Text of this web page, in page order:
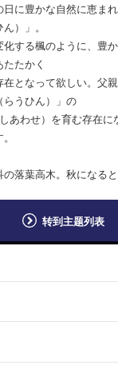
日に豊かな自然に恵ま
）」。
する楓のように、豊
たかく
在となって欲しい。父
らうひん）」の
あわせ）を育む存在に
落葉高木。秋になると
转到主题列表